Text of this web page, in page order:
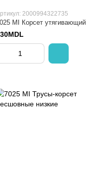
2000994322735
MI Корсет утягивающий